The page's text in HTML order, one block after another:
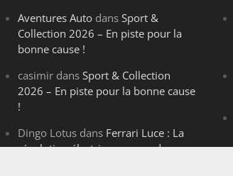
Aventures Auto dansSport &
Collection 2026 – En piste pour la
bonne cause !
casimir dansSport & Collection
2026 – En piste pour la bonne cause
!
Dingo Lotus dans Ferrari Luce : La
révolution électrique venue de